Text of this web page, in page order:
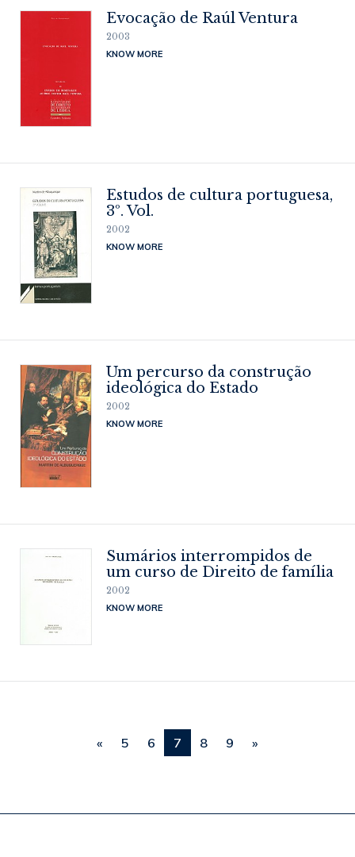
Evocação de Raúl Ventura
2003
KNOW MORE
Estudos de cultura portuguesa,
3º. Vol.
2002
KNOW MORE
Um percurso da construção
ideológica do Estado
2002
KNOW MORE
Sumários interrompidos de
um curso de Direito de família
2002
KNOW MORE
« 5 6 7 8 9 »